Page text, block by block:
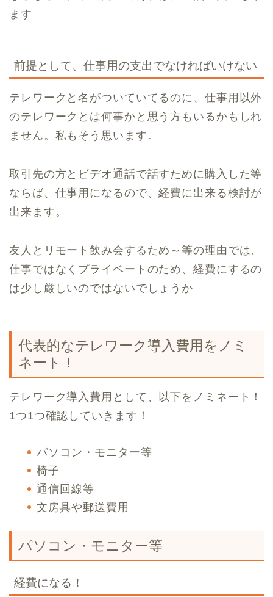
ます
前提として、仕事用の支出でなければいけない
テレワークと名がついていてるのに、仕事用以外
のテレワークとは何事かと思う方もいるかもしれ
ません。私もそう思います。
取引先の方とビデオ通話で話すために購入した等
ならば、仕事用になるので、経費に出来る検討が
出来ます。
友人とリモート飲み会するため～等の理由では、
仕事ではなくプライベートのため、経費にするの
は少し厳しいのではないでしょうか
代表的なテレワーク導入費用をノミ
ネート！
テレワーク導入費用として、以下をノミネート！
1つ1つ確認していきます！
パソコン・モニター等
椅子
通信回線等
文房具や郵送費用
パソコン・モニター等
経費になる！